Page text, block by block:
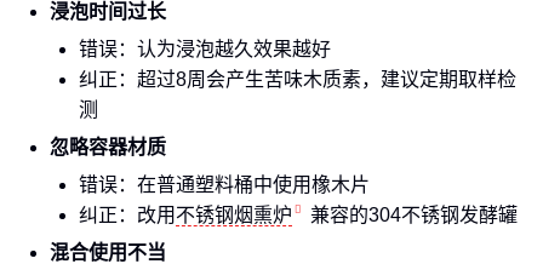
浸泡时间过长
错误：认为浸泡越久效果越好
纠正：超过8周会产生苦味木质素，建议定期取样检
测
忽略容器材质
错误：在普通塑料桶中使用橡木片
纠正：改用 不锈钢烟熏炉
兼容的304不锈钢发酵罐
混合使用不当